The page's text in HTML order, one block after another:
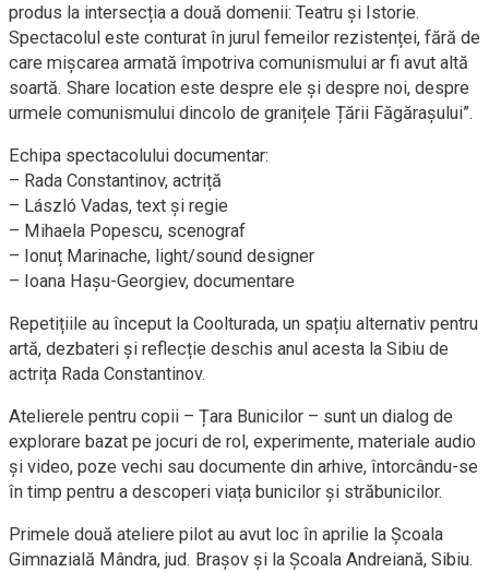
produs la intersecția a două domenii: Teatru și Istorie.
Spectacolul este conturat în jurul femeilor rezistenței, fără de
care mișcarea armată împotriva comunismului ar fi avut altă
soartă. Share location este despre ele și despre noi, despre
urmele comunismului dincolo de granițele Țării Făgărașului”.
Echipa spectacolului documentar:
– Rada Constantinov, actriță
– László Vadas, text și regie
– Mihaela Popescu, scenograf
– Ionuț Marinache, light/sound designer
– Ioana Hașu-Georgiev, documentare
Repetițiile au început la Coolturada, un spațiu alternativ pentru
artă, dezbateri și reflecție deschis anul acesta la Sibiu de
actrița Rada Constantinov.
Atelierele pentru copii – Țara Bunicilor – sunt un dialog de
explorare bazat pe jocuri de rol, experimente, materiale audio
și video, poze vechi sau documente din arhive, întorcându-se
în timp pentru a descoperi viața bunicilor și străbunicilor.
Primele două ateliere pilot au avut loc în aprilie la Școala
Gimnazială Mândra, jud. Brașov și la Școala Andreiană, Sibiu.